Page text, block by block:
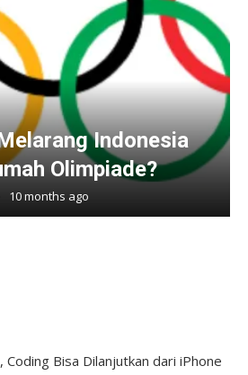
Indonesia
Olimpiade?
10 months ago
Coding Bisa Dilanjutkan dari iPhone